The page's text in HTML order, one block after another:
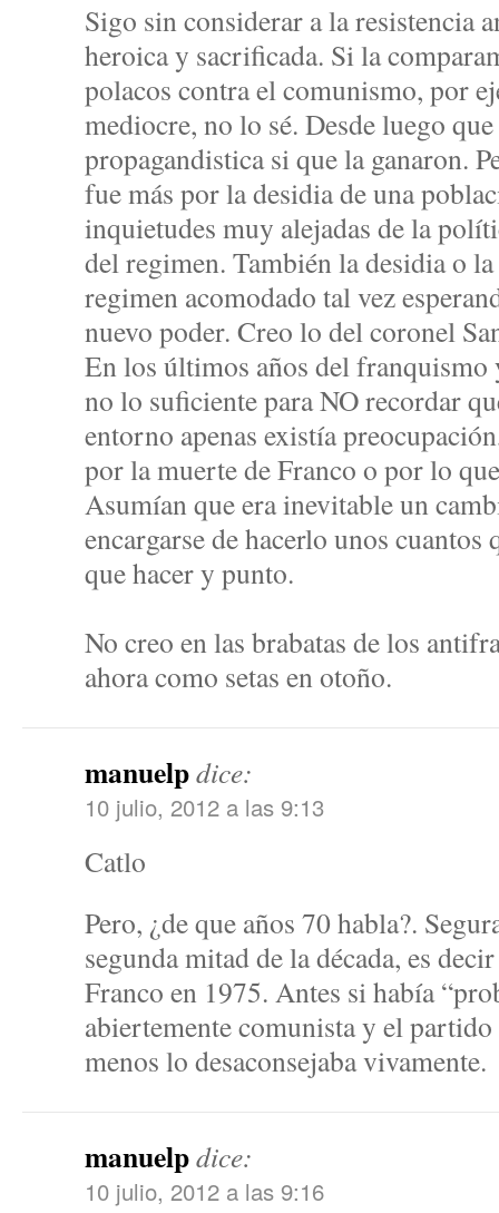
Sigo sin considerar a la resistencia
heroica y sacrificada. Si la
polacos contra el comunismo, por
mediocre, no lo sé. Desde luego
propagandistica si que la ganaron.
fue más por la desidia de una
inquietudes muy alejadas de la
del regimen. También la desidia o
regimen acomodado tal vez
nuevo poder. Creo lo del coronel
En los últimos años del franquismo
no lo suficiente para NO recordar
entorno apenas existía
por la muerte de Franco o por lo
Asumían que era inevitable un
encargarse de hacerlo unos cuantos
que hacer y punto.
No creo en las brabatas de los
ahora como setas en otoño.
manuelpdice:
10 julio, 2012 a las 9:13
Catlo
Pero, ¿de que años 70 habla?.
segunda mitad de la década, es
Franco en 1975. Antes si había
abiertemente comunista y el
menos lo desaconsejaba vivamente.
manuelpdice:
10 julio, 2012 a las 9:16